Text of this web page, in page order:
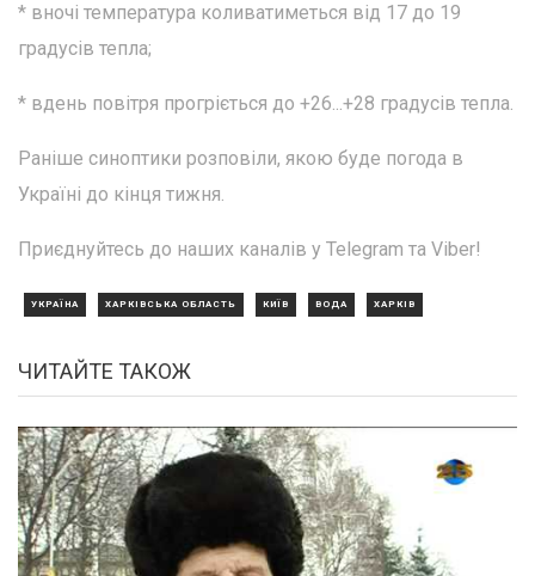
* вночі температура коливатиметься від 17 до 19
градусів тепла;
* вдень повітря прогріється до +26...+28 градусів тепла.
Раніше синоптики розповіли, якою буде погода в
Україні до кінця тижня.
Приєднуйтесь до наших каналів у Telegram та Viber!
УКРАЇНА ХАРКІВСЬКА ОБЛАСТЬ КИЇВ ВОДА ХАРКІВ
ЧИТАЙТЕ ТАКОЖ